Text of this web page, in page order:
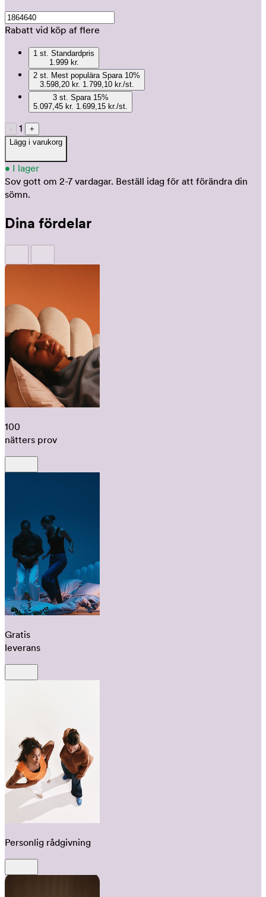
Rabatt vid köp af flere
1 st. Standardpris
1.999 kr.
2 st. Mest populära Spara 10%
3.598,20 kr.
1.799,10 kr./st.
3 st. Spara 15%
5.097,45 kr.
1.699,15 kr./st.
- 1
+
Lägg i varukorg
• I lager
Sov gott om 2-7 vardagar. Beställ idag för att förändra din
sömn.
Dina fördelar
100
nätters prov
Gratis
leverans
Personlig rådgivning